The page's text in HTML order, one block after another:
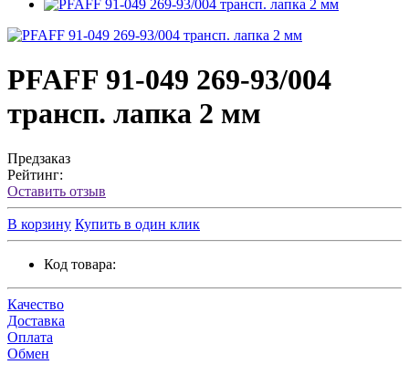
PFAFF 91-049 269-93/004
трансп. лапка 2 мм
Предзаказ
Рейтинг:
Оставить отзыв
В корзину Купить в один клик
Код товара:
Качество
Доставка
Оплата
Обмен